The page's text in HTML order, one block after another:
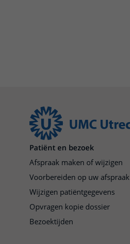
Patiënt en bezoek
Afspraak maken of wijzigen
Voorbereiden op uw afspraak
Wijzigen patiëntgegevens
Opvragen kopie dossier
Bezoektijden